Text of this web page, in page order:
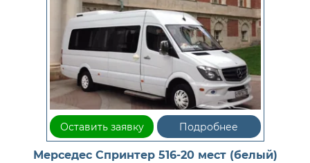
Оставить заявку Подробнее
Мерседес Спринтер 516-20 мест (белый)